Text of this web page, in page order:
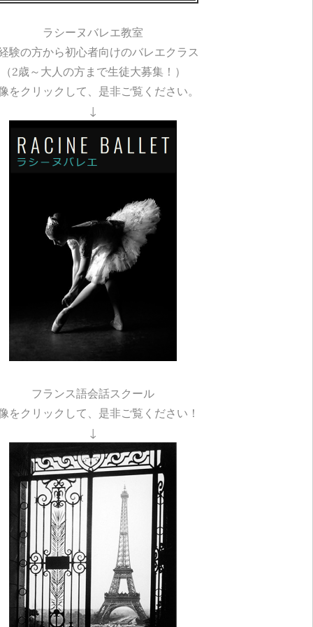
ラシーヌバレエ教室
験の方から初心者向けのバレエクラス
（2歳～大人の方まで生徒大募集！）
をクリックして、是非ご覧ください。
↓
フランス語会話スクール
をクリックして、是非ご覧ください！
↓